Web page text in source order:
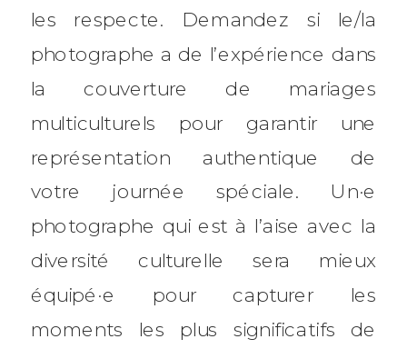
les respecte. Demandez si le/la
photographe a de l’expérience dans
la couverture de mariages
multiculturels pour garantir une
représentation authentique de
votre journée spéciale. Un·e
photographe qui est à l’aise avec la
diversité culturelle sera mieux
équipé·e pour capturer les
moments les plus significatifs de